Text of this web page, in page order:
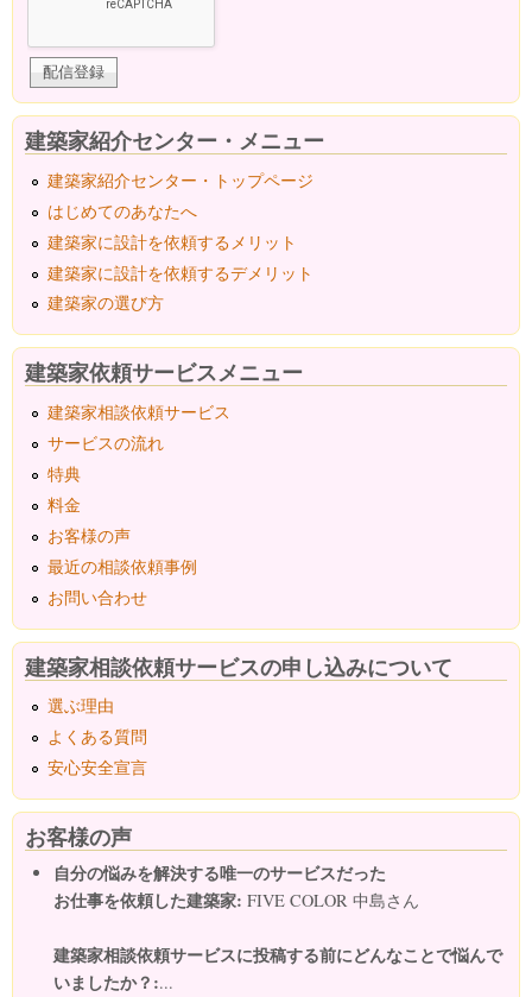
建築家紹介センター・メニュー
建築家紹介センター・トップページ
はじめてのあなたへ
建築家に設計を依頼するメリット
建築家に設計を依頼するデメリット
建築家の選び方
建築家依頼サービスメニュー
建築家相談依頼サービス
サービスの流れ
特典
料金
お客様の声
最近の相談依頼事例
お問い合わせ
建築家相談依頼サービスの申し込みについて
選ぶ理由
よくある質問
安心安全宣言
お客様の声
自分の悩みを解決する唯一のサービスだった
お仕事を依頼した建築家: FIVE COLOR 中島さん
建築家相談依頼サービスに投稿する前にどんなことで悩んで
いましたか？:...